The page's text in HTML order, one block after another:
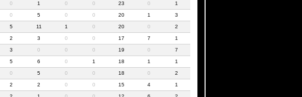
0 1 0 0 23 0 1
0 5 0 0 20 1 3
5 11 1 0 20 0 2
2 3 0 0 17 7 1
3 0 0 0 19 0 7
5 6 0 1 18 1 1
0 5 0 0 18 0 2
2 2 0 0 15 4 1